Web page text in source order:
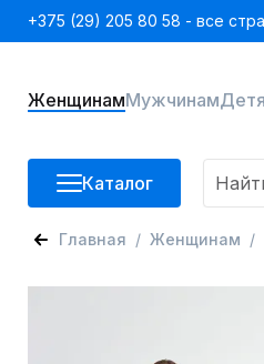
+375 (29) 205 80 58 - все
ЖенщинамМужчинам
Каталог
Главная Женщинам